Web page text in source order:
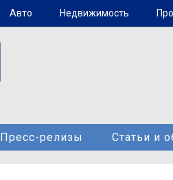
Авто Недвижимость
Пресс-релизы Статьи и